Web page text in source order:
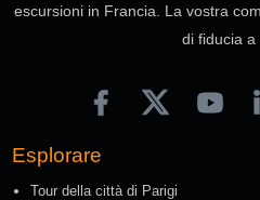
escursioni in Francia. La vostra
di fiducia a
Esplorare
Tour della città di Parigi